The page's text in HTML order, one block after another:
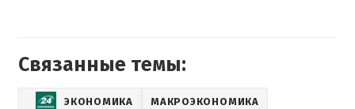
Связанные темы:
ЭКОНОМИКА МАКРОЭКОНОМИКА